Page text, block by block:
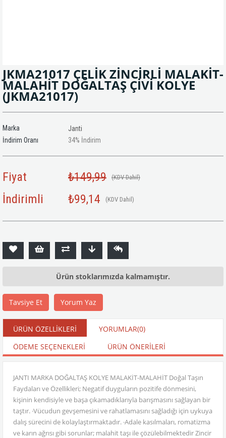
JKMA21017 ÇELİK ZİNCİRLİ MALAKİT-
MALAHİT DOĞALTAŞ ÇİVİ KOLYE
(JKMA21017)
Marka
Janti
İndirim Oranı
%
34 İndirim
Fiyat ₺149,99 (KDV Dahil)
İndirimli ₺99,14 (KDV Dahil)
Ürün stoklarımızda kalmamıştır.
Tavsiye Et Yorum Yaz
ÜRÜN ÖZELLIKLERI YORUMLAR(0)
ÖDEME SEÇENEKLERI
ÜRÜN ÖNERILERI
JANTI MARKA DOĞALTAŞ KOLYE MALAKİT-MALAHİT Doğal Taşın
Faydaları ve Özellikleri; Negatif duyguların pozitife dönmesini,
kişinin kendisiyle ve başa çıkamadıklarıyla barışmasını sağlayan bir
taştır. ·Vücudun gevşemesini ve rahatlamasını sağladığı için uykuya
dalış sürecini de kolaylaştırmaktadır. ·Adale kasılmaları, romatizma
ve karın ağrısı gibi sorunlar; malahit taşı ile çözülebilmektedir Zincir